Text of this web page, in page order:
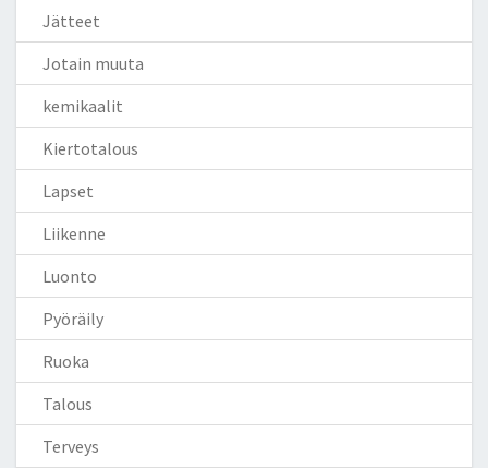
Jätteet
Jotain muuta
kemikaalit
Kiertotalous
Lapset
Liikenne
Luonto
Pyöräily
Ruoka
Talous
Terveys